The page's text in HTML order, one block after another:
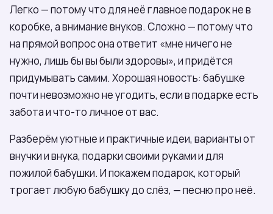
Легко — потому что для неё главное подарок не в
коробке, а внимание внуков. Сложно — потому что
на прямой вопрос она ответит «мне ничего не
нужно, лишь бы вы были здоровы», и придётся
придумывать самим. Хорошая новость: бабушке
почти невозможно не угодить, если в подарке есть
забота и что-то личное от вас.
Разберём уютные и практичные идеи, варианты от
внучки и внука, подарки своими руками и для
пожилой бабушки. И покажем подарок, который
трогает любую бабушку до слёз, — песню про неё.